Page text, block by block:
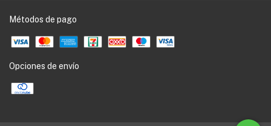
Métodos de pago
Opciones de envío